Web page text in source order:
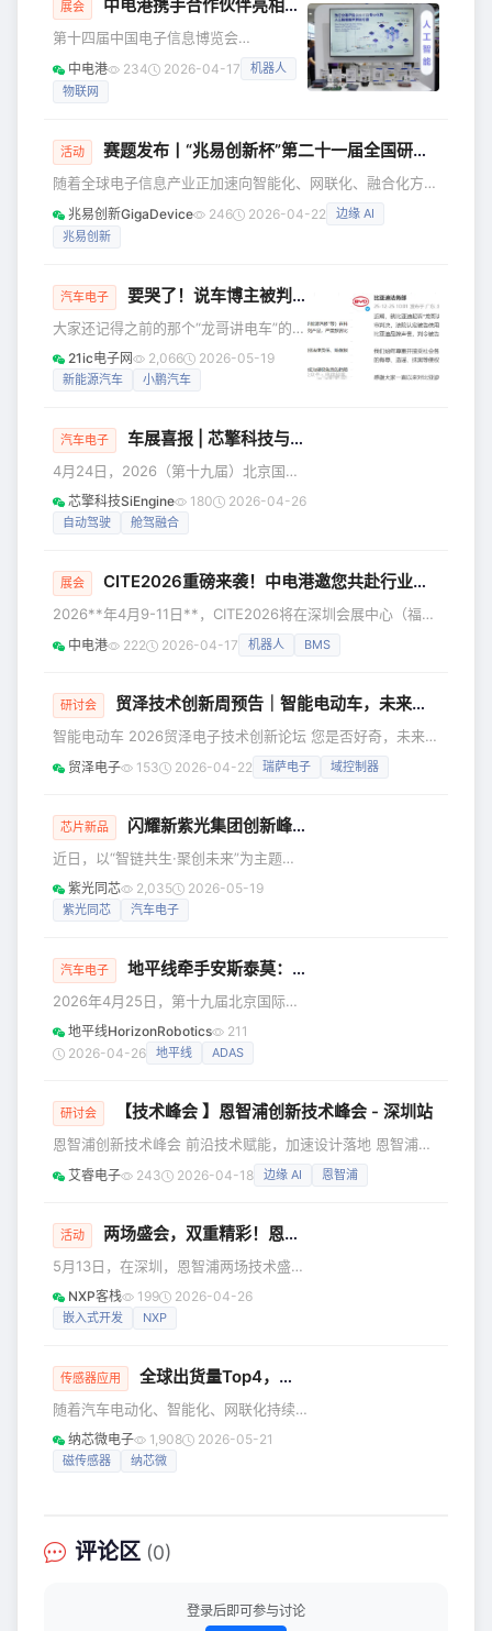
公司视察工作，并希望芯擎充分发挥技
术优势，加大关键核心技术攻关，营造
良好产业发展生态。 芯擎科技创始人、
CEO汪凯博士表示：“青岛是中国智能网
联汽车和智能制造产业的重要高地，市
提供了快速发展的
展会 中电港携手合作伙伴亮相CITE2026，以“AI+”为核心，解锁全领域元器件创新图景
第十四届中国电子信息博览会
（CITE2026）于4月9日-11日在深圳会
展中心（福田）举行。本届展会以“新技
示电子信息全产业链创新成果。行业领
先的元器件应用创新与现代供应链综合
服务平台中电港，携ADI、瑞萨、高通、
NVIDIA、NXP、Molex、Microchip、
Semtech、豪威、小华半导体、领慧立
中电港 234 2026-04-17
机器人
物联网
活动 赛题发布丨“兆易创新杯”第二十一届全国研电赛火热开赛
随着全球电子信息产业正加速向智能化、网联化、融合化方向
演进，汽车电子、边缘 AI、能源电力、人形机器人等新兴赛
道迎来爆发式增长，对兼具创新思维与工程实践能力的高端电
抓手，深度携手第二十一届中国研究生电子设计竞赛，全开放
企业命题六大方向，以 “感存算控连” 一体化芯生态为基石，
为高校学
兆易创新GigaDevice 246 2026-04-22
边缘 AI
兆易创新
汽车电子 要哭了！说车博主被判赔偿比亚迪200万
大家还记得之前的那个“龙哥讲电车”的说
车博主吗？这个博主的内容主要是讲修
新能源汽车的。但是，在说修车的时候
非要买”，在表达的时候特别夸张。因为
修车过程中的不当言论，该博主已经被
多家车企起诉。 前天，“龙哥”发布视频
正式向比亚迪道歉，“龙哥”表示，比亚迪
起诉满格电及我个人跟比亚迪公司不正
比
21ic电子网 2,066 2026-05-19
新能源汽车 小鹏汽车
汽车电子 车展喜报 | 芯擎科技与文远知行达成战略合作，推动高阶智驾方案普惠进程
4月24日，2026（第十九届）北京国际
汽车展览会（Auto China2026）盛大开
幕。车展首日，高性能车规和工业芯片
议。双方将依托各自在车规级芯片、自
动驾驶技术领域的深厚积累，深度融合
“芯片算力”与“算法应用”，为打造高性价
比的智能驾驶量产方案提供核心技术支
地与全球化拓展。 （芯擎科技与文远
芯擎科技SiEngine 180 2026-04-26
自动驾驶 舱驾融合
展会 CITE2026重磅来袭！中电港邀您共赴行业盛会
2026**年4月9-11日**，CITE2026将在深圳会展中心（福
田） 盛大启幕！中电港将全面展示从端到云的元器件应用创
新方案，欢迎莅临现场参观交流。 届时，中电港将携 NXP、
芯、Microchip、兆易创新等重量级合作伙伴，聚焦机器人、
人工智能、工业电子、汽车电子热门领域的新产品，新技术、
新方案。 🎯各领域
中电港 222 2026-04-17 机器人 BMS
研讨会 贸泽技术创新周预告｜智能电动车，未来已至，智胜一筹
智能电动车 2026贸泽电子技术创新论坛 您是否好奇，未来的
城市交通将如何实现零排放、零拥堵的绿色畅行？ 未来，并
非遥不可及。这不止是一场关于技术的发布会，更是一次面向
我们的日常生活。 本次线上直播活动将于2026年5月19日至
22日每日14:00起连续举办，特别适合电动车工程师、产品经
理、技术决策者及高校相关专业师生参与。 贸泽电子联合业
界知
贸泽电子 153 2026-04-22 瑞萨电子 域控制器
芯片新品 闪耀新紫光集团创新峰会，紫光同芯eSIM守护AI时代的智能连接
近日，以“智链共生·聚创未来”为主题的
2026新紫光集团创新峰会在北京中关村
国际创新中心隆重举行。数千名来自政
略、新技术、新生态。作为新紫光集团
（简称“新紫光”）旗下汽车电子与智能芯
片板块的核心企业，紫光同芯深度参与
主论坛及AI终端创新论坛，集中展示了
在汽车电子与安全芯片领域的领先实
活力与产业价值。
紫光同芯 2,035 2026-05-19
紫光同芯 汽车电子
汽车电子 地平线牵手安斯泰莫：中国智驾芯片再入全球顶级Tier 1供应链体系
2026年4月25日，第十九届北京国际汽
车展览会现场，地平线与全球头部汽车
零部件系统供应商——安斯泰莫
片为算力底座，联合开发ADAS L2级至
L2++级全场景智能驾驶产品，携手推进
高阶ADAS技术的量产落地与规模化普
及。 签约仪式现场，在安斯泰莫中国区
的见证下，安斯泰莫SDV事业部中
地平线HorizonRobotics
211
2026-04-26
地平线 ADAS
研讨会 【技术峰会 】恩智浦创新技术峰会 - 深圳站
恩智浦创新技术峰会 前沿技术赋能，加速设计落地 恩智浦创
新技术峰会 | 深圳 时间：2026年5月13日 (周三) 地点：深圳
南山深铁皇冠假日酒店 大宴会厅 (南山区深南大道9819
验，聚焦汽车电子架构、汽车雷达、电气化、互联汽车、边缘
AI、机器人、工厂自动化、电力与能源管理、医疗健康等热门
应用领域。大会将通过专家主导的主题演讲、深度
艾睿电子 243 2026-04-18 边缘 AI 恩智浦
活动 两场盛会，双重精彩！恩智浦创新技术峰会+FRDM Lab，等你来~
5月13日，在深圳，恩智浦两场技术盛会
——恩智浦创新技术峰会与FRDM Lab
——即将揭幕！活动将通过专家主题演
加速产品设计落地！快来报名参加吧~~
恩智浦创新技术峰会 恩智浦创新技术峰
会 深圳 | 2026年5月13日（周三） 本届
峰会汇聚行业前沿的赋能技术与实践经
验，20+精彩的技术演讲，聚焦汽车电
NXP客栈 199 2026-04-26
嵌入式开发 NXP
传感器应用 全球出货量Top4，纳芯微磁传感器如何贯穿整车系统？
随着汽车电动化、智能化、网联化持续
深入，电流、位置、角度、速度等核心
状态感知需求快速攀升，磁传感器已成
传感器出货量将突破42亿颗。 目前，纳
芯微磁传感器已可覆盖整车关键系统，
等领域。Yole Group数据显示，纳芯微
纳芯微电子 1,908 2026-05-21
磁传感器 纳芯微
评论区 (0)
登录后即可参与讨论